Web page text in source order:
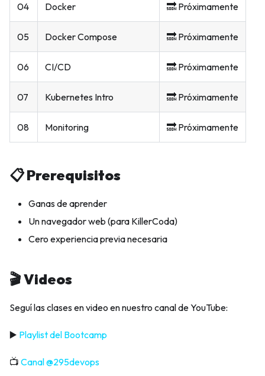
04 Docker 🔜 Próximamente
05 Docker Compose 🔜 Próximamente
06 CI/CD 🔜 Próximamente
07 Kubernetes Intro 🔜 Próximamente
08 Monitoring 🔜 Próximamente
📋 Prerequisitos
Ganas de aprender
Un navegador web (para KillerCoda)
Cero experiencia previa necesaria
🎬 Videos
Seguí las clases en video en nuestro canal de YouTube:
▶️ Playlist del Bootcamp
📺 Canal @295devops